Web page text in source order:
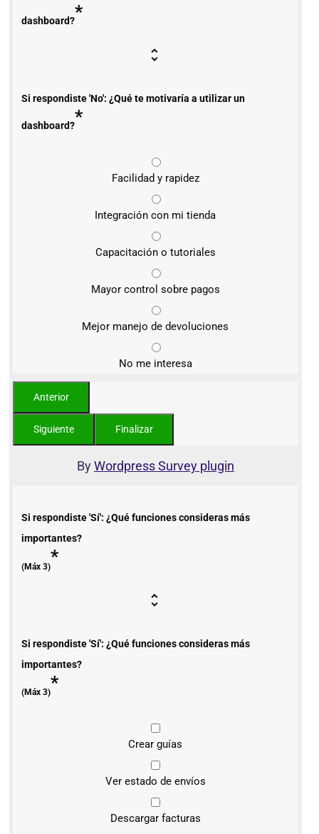
dashboard?*
Si respondiste 'No': ¿Qué te motivaría a utilizar un
dashboard?*
Facilidad y rapidez
Integración con mi tienda
Capacitación o tutoriales
Mayor control sobre pagos
Mejor manejo de devoluciones
No me interesa
ByWordpress Survey plugin
Si respondiste 'Sí': ¿Qué funciones consideras más
importantes?
(Máx 3)*
Si respondiste 'Sí': ¿Qué funciones consideras más
importantes?
(Máx 3)*
Crear guías
Ver estado de envíos
Descargar facturas